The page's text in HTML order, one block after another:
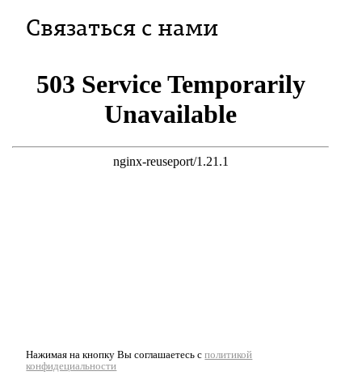
Связаться с нами
Нажимая на кнопку Вы соглашаетесь сполитикой
конфидециальности